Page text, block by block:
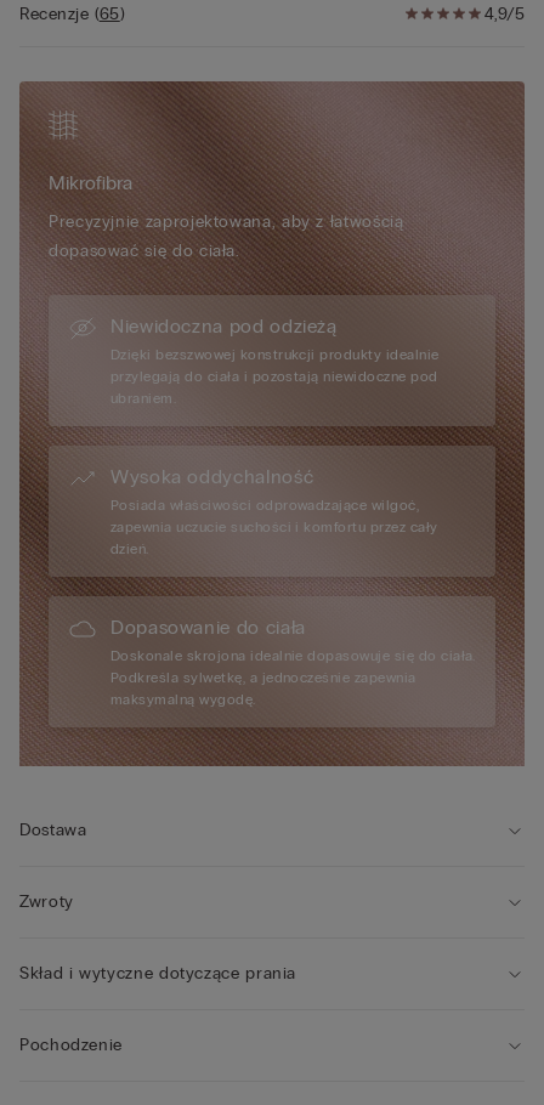
4,9/5
Recenzje(65)
Mikrofibra
Precyzyjnie zaprojektowana, aby z łatwością
dopasować się do ciała.
Niewidoczna pod odzieżą
Dzięki bezszwowej konstrukcji produkty idealnie
przylegają do ciała i pozostają niewidoczne pod
ubraniem.
Wysoka oddychalność
Posiada właściwości odprowadzające wilgoć,
zapewnia uczucie suchości i komfortu przez cały
dzień.
Dopasowanie do ciała
Doskonale skrojona idealnie dopasowuje się do ciała.
Podkreśla sylwetkę, a jednocześnie zapewnia
maksymalną wygodę.
Dostawa
Zwroty
Skład i wytyczne dotyczące prania
Pochodzenie